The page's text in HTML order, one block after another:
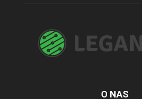
O NAS